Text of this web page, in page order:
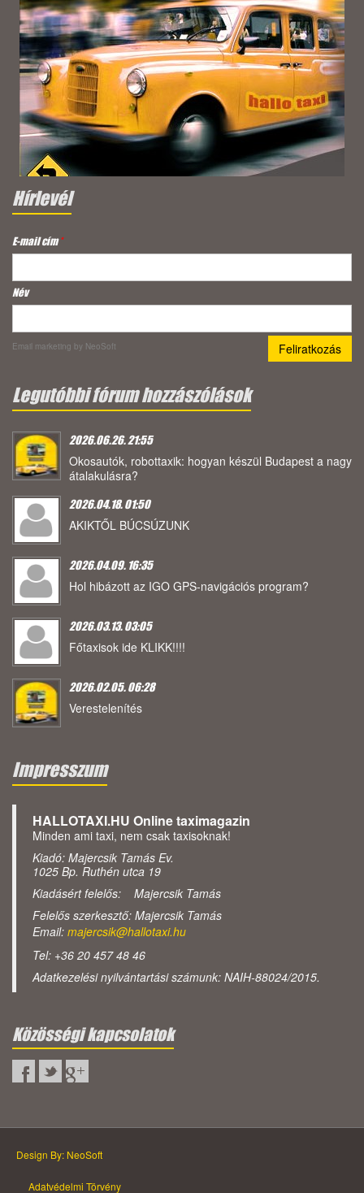
Hírlevél
E-mail cím*
Név
Email marketing by NeoSoft
Legutóbbi fórum hozzászólások
2026.06.26. 21:55
Okosautók, robottaxik: hogyan készül Budapest a nagy
átalakulásra?
2026.04.18. 01:50
AKIKTŐL BÚCSÚZUNK
2026.04.09. 16:35
Hol hibázott az IGO GPS-navigációs program?
2026.03.13. 03:05
Főtaxisok ide KLIKK!!!!
2026.02.05. 06:28
Verestelenítés
Impresszum
HALLOTAXI.HU Online taximagazin
Minden ami taxi, nem csak taxisoknak!
Kiadó: Majercsik Tamás Ev.
1025 Bp. Ruthén utca 19
Kiadásért felelős: Majercsik Tamás
Felelős szerkesztő: Majercsik Tamás
Email: majercsik@hallotaxi.hu
Tel: +36 20 457 48 46
Adatkezelési nyilvántartási számunk: NAIH-88024/2015.
Közösségi kapcsolatok
Design By: NeoSoft
Adatvédelmi Törvény